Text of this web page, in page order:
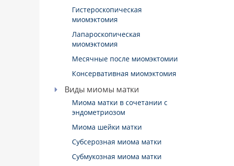
Гистероскопическая
миомэктомия
Лапароскопическая
миомэктомия
Месячные после миомэктомии
Консервативная миомэктомия
Виды миомы матки
Миома матки в сочетании с
эндометриозом
Миома шейки матки
Cубсерозная миома матки
Субмукозная миома матки